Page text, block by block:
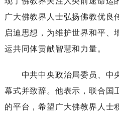
广大佛教界人士弘扬佛教优良
启迪思想，为维护世界和平、
运共同体贡献智慧和力量。
中共中央政治局委员、中
幕式并致辞。他表示，联合国
的平台，希望广大佛教界人士